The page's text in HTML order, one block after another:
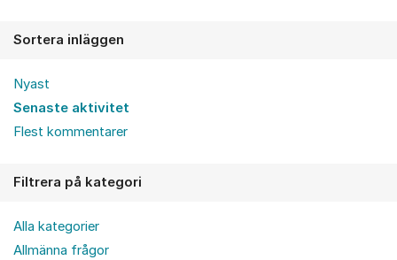
Sortera inläggen
Nyast
Senaste aktivitet
Flest kommentarer
Filtrera på kategori
Alla kategorier
Allmänna frågor